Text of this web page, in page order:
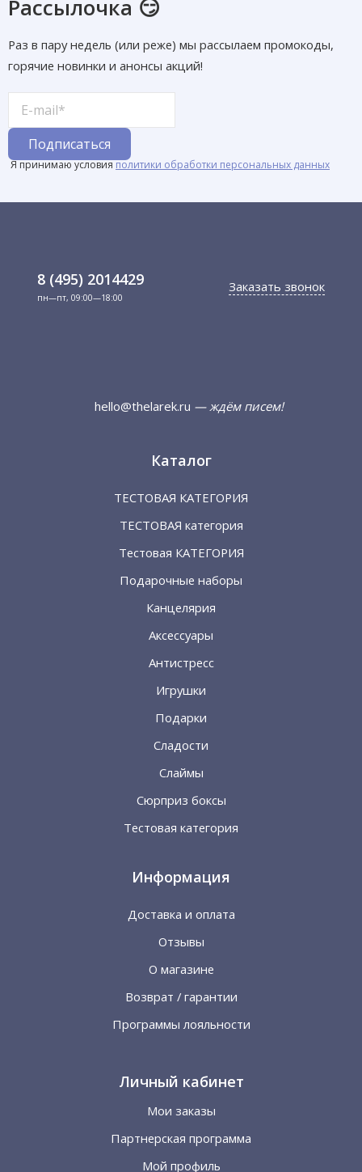
Рассылочка 😏
Раз в пару недель (или реже) мы рассылаем промокоды,
горячие новинки и анонсы акций!
Я принимаю условияполитики обработки персональных данных
8 (495) 2014429
пн—пт, 09:00—18:00
Заказать звонок
hello@thelarek.ru — ждём писем!
Каталог
ТЕСТОВАЯ КАТЕГОРИЯ
ТЕСТОВАЯ категория
Тестовая КАТЕГОРИЯ
Подарочные наборы
Канцелярия
Аксессуары
Антистресс
Игрушки
Подарки
Сладости
Слаймы
Сюрприз боксы
Тестовая категория
Информация
Доставка и оплата
Отзывы
О магазине
Возврат / гарантии
Программы лояльности
Личный кабинет
Мои заказы
Партнерская программа
Мой профиль